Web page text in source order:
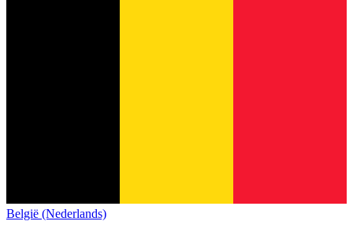
België (Nederlands)